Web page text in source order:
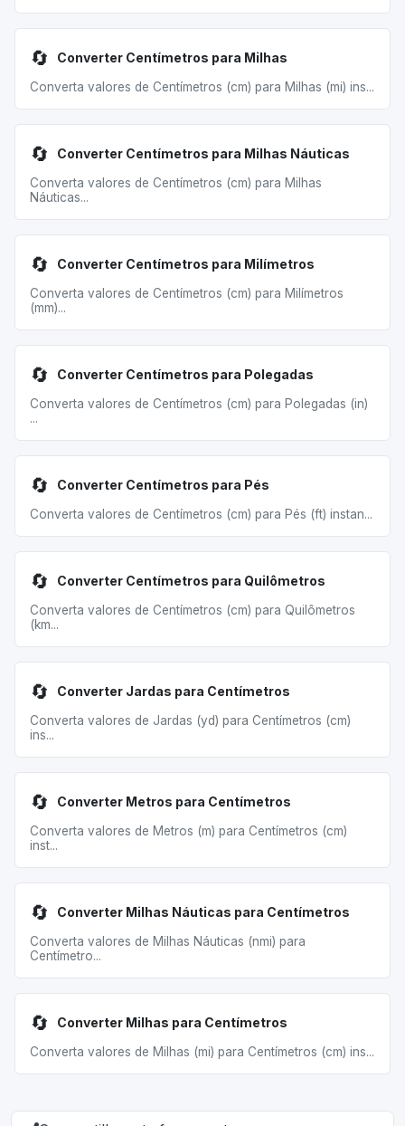
🔄 Converter Centímetros para Milhas
Converta valores de Centímetros (cm) para Milhas (mi) ins...
🔄 Converter Centímetros para Milhas Náuticas
Converta valores de Centímetros (cm) para Milhas
Náuticas...
🔄 Converter Centímetros para Milímetros
Converta valores de Centímetros (cm) para Milímetros
(mm)...
🔄 Converter Centímetros para Polegadas
Converta valores de Centímetros (cm) para Polegadas (in)
...
🔄 Converter Centímetros para Pés
Converta valores de Centímetros (cm) para Pés (ft) instan...
🔄 Converter Centímetros para Quilômetros
Converta valores de Centímetros (cm) para Quilômetros
(km...
🔄 Converter Jardas para Centímetros
Converta valores de Jardas (yd) para Centímetros (cm)
ins...
🔄 Converter Metros para Centímetros
Converta valores de Metros (m) para Centímetros (cm)
inst...
🔄 Converter Milhas Náuticas para Centímetros
Converta valores de Milhas Náuticas (nmi) para
Centímetro...
🔄 Converter Milhas para Centímetros
Converta valores de Milhas (mi) para Centímetros (cm) ins...